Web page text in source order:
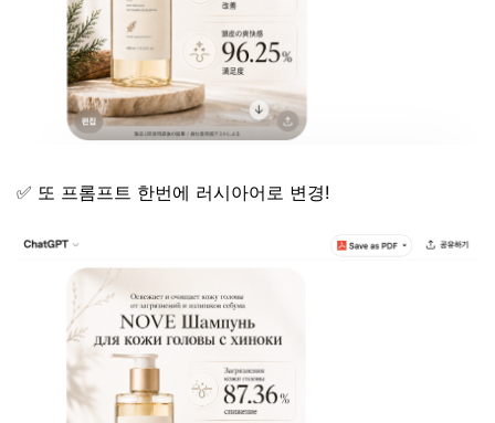
✅ 또 프롬프트 한번에 러시아어로 변경!